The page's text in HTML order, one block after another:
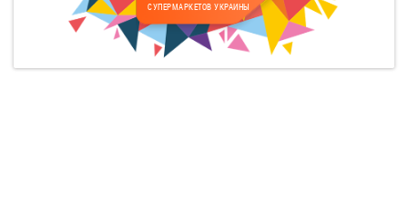
СУПЕРМАРКЕТОВ УКРАИНЫ